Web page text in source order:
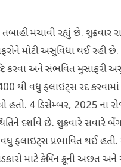
મચાવી રહ્યું છે. શુક્રવાર
મોટી અસુવિધા થઈ રહી
કરવા અને સંભવિત
થી વધુ ફ્લાઇટ્સ રદ
હતો. 4 ડિસેમ્બર, 2025 ના
દર્શાવે છે. શુક્રવારે સવારે
ફ્લાઇટ્સ પ્રભાવિત થઈ
માટે કેબિન ક્રૂની અછત